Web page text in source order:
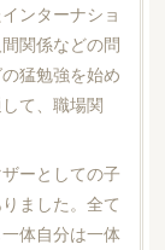
ンターナショ
関係などの問
猛勉強を始め
て、職場関
ーとしての子
ました。全て
体自分は一体